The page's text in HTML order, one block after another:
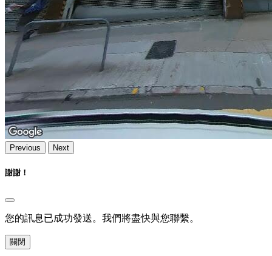
Previous Next
謝謝！
您的訊息已成功發送。我們將盡快與您聯繫。
關閉